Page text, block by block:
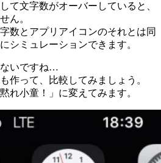
て文字数がオーバーしていると、
ん。
数とアプリアイコンのそれとは同
シミュレーションできます。
いですね…
作って、比較してみましょう。
れ小童！」に変えてみます。